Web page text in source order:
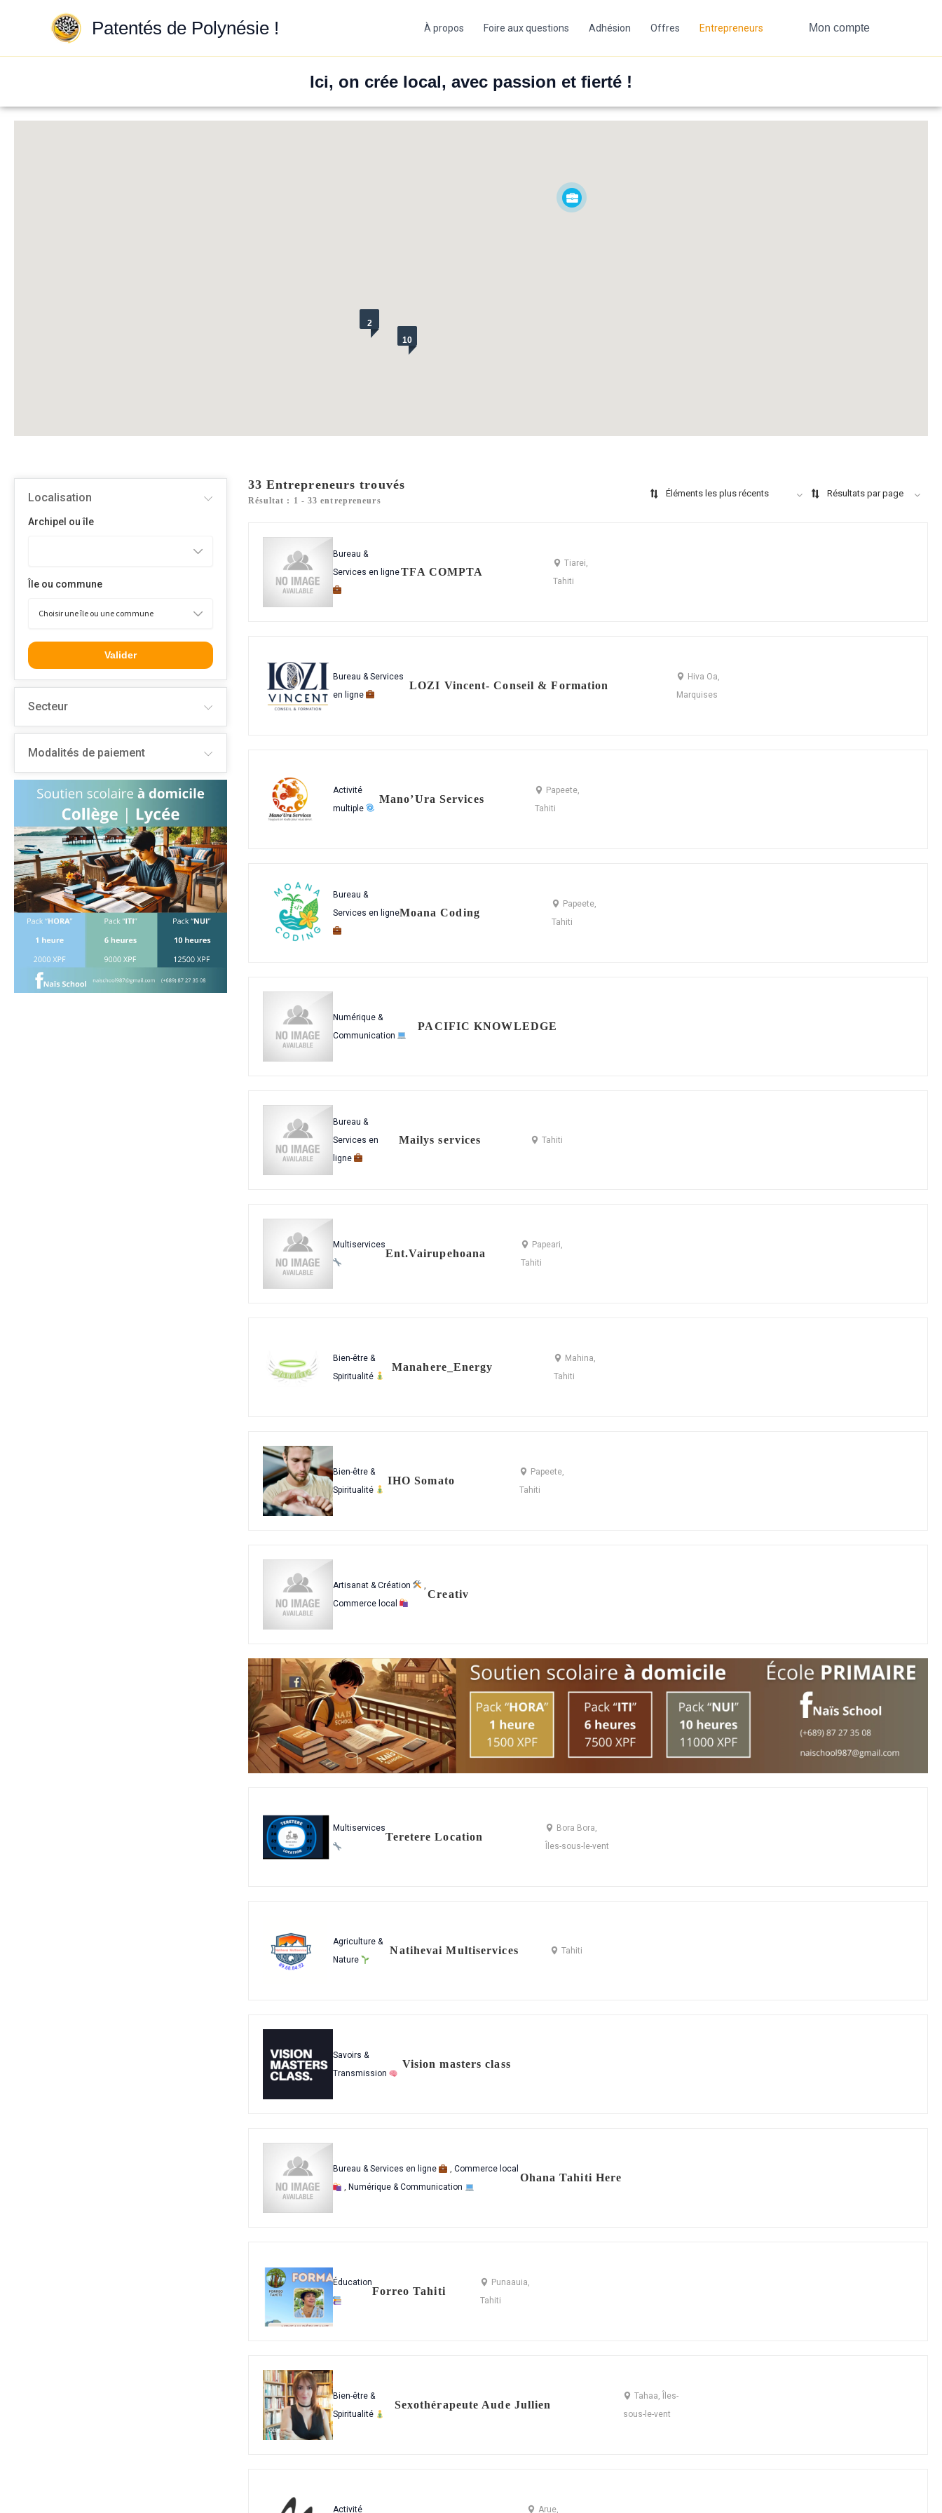
Patentés de Polynésie ! À propos Foire aux questions Adhésion Offres Entrepreneurs Mon compte
Ici, on crée local, avec passion et fierté !
10
2
Localisation
Archipel ou île
Île ou commune
Valider
Secteur
Modalités de paiement
33 Entrepreneurs trouvés
Résultat : 1 - 33 entrepreneurs
Éléments les plus récents Résultats par page
Bureau &
Services en ligne TFA COMPTA
Tiarei,
Tahiti
Bureau & Services
en ligne
LOZI Vincent- Conseil & Formation
Hiva Oa,
Marquises
Activité
multiple
Mano’Ura Services
Papeete,
Tahiti
Bureau &
Services en ligneMoana Coding
Papeete,
Tahiti
Numérique &
Communication
PACIFIC KNOWLEDGE
Bureau &
Services en
ligne
Mailys services Tahiti
Multiservices
Ent.Vairupehoana
Papeari,
Tahiti
Bien-être &
Spiritualité
Manahere_Energy
Mahina,
Tahiti
Bien-être &
Spiritualité
IHO Somato
Papeete,
Tahiti
Artisanat & Création
,
Commerce local
Creativ
Multiservices
Teretere Location
Bora Bora,
Îles-sous-le-vent
Agriculture &
Nature
Natihevai Multiservices Tahiti
Savoirs &
Transmission
Vision masters class
Bureau & Services en ligne ,Commerce local
, Numérique & Communication
Ohana Tahiti Here
Éducation
Forreo Tahiti
Punaauia,
Tahiti
Bien-être &
Spiritualité
Sexothérapeute Aude Jullien
Tahaa, Îles-
sous-le-vent
Activité Arue,